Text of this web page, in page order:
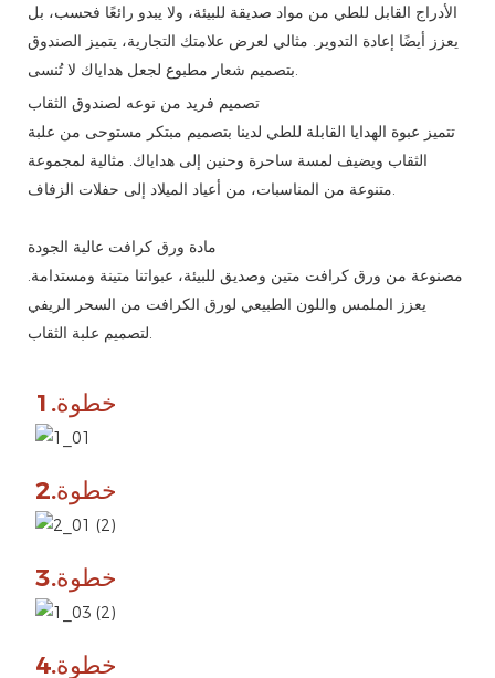
الأدراج القابل للطي من مواد صديقة للبيئة، ولا يبدو رائعًا فحسب، بل
يعزز أيضًا إعادة التدوير. مثالي لعرض علامتك التجارية، يتميز الصندوق
بتصميم شعار مطبوع لجعل هداياك لا تُنسى.
تصميم فريد من نوعه لصندوق الثقاب
تتميز عبوة الهدايا القابلة للطي لدينا بتصميم مبتكر مستوحى من علبة
الثقاب ويضيف لمسة ساحرة وحنين إلى هداياك. مثالية لمجموعة
متنوعة من المناسبات، من أعياد الميلاد إلى حفلات الزفاف.
مادة ورق كرافت عالية الجودة
مصنوعة من ورق كرافت متين وصديق للبيئة، عبواتنا متينة ومستدامة.
يعزز الملمس واللون الطبيعي لورق الكرافت من السحر الريفي
لتصميم علبة الثقاب.
خطوة.1
خطوة.2
خطوة.3
خطوة.4